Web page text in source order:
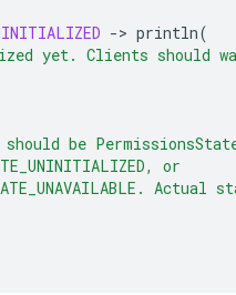
-> println(
yet. Clients should
be
or
Actual